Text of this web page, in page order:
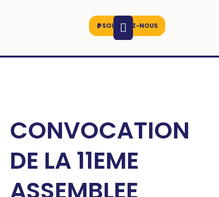
SOUTENEZ-NOUS
CONVOCATION
DE LA 11EME